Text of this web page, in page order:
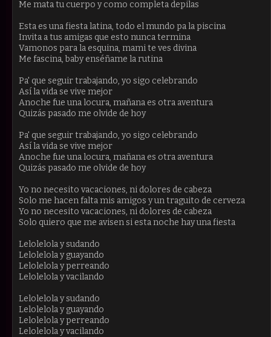
Me mata tu cuerpo y como completa depilas
Esta es una fiesta latina, todo el mundo pa la piscina
Invita a tus amigas que esto nunca termina
Vamonos para la esquina, mami te ves divina
Me fascina, baby enséñame la rutina
Pa' que seguir trabajando, yo sigo celebrando
Así la vida se vive mejor
Anoche fue una locura, mañana es otra aventura
Quizás pasado me olvide de hoy
Pa' que seguir trabajando, yo sigo celebrando
Así la vida se vive mejor
Anoche fue una locura, mañana es otra aventura
Quizás pasado me olvide de hoy
Yo no necesito vacaciones, ni dolores de cabeza
Solo me hacen falta mis amigos y un traguito de cerveza
Yo no necesito vacaciones, ni dolores de cabeza
Solo quiero que me avisen si esta noche hay una fiesta
Lelolelola y sudando
Lelolelola y guayando
Lelolelola y perreando
Lelolelola y vacilando
Lelolelola y sudando
Lelolelola y guayando
Lelolelola y perreando
Lelolelola y vacilando